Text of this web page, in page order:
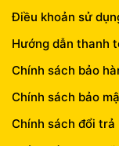
Điều khoản sử
Hướng dẫn thanh
Chính sách bảo
Chính sách bảo
Chính sách đổi trả